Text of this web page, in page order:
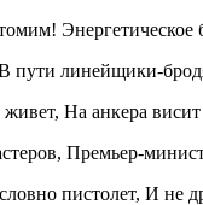
пути линейщики-
На анкера
Премьер-
пистолет, И не